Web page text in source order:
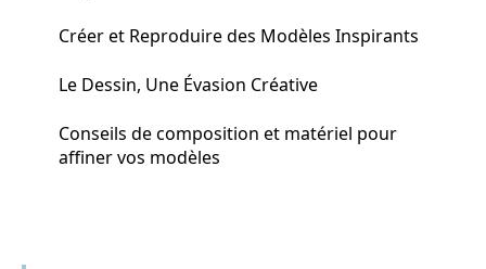
Créer et Reproduire des Modèles Inspirants
Le Dessin, Une Évasion Créative
Conseils de composition et matériel pour
affiner vos modèles